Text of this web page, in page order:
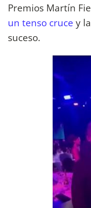
Premios Martín
un tenso cruce y
suceso.